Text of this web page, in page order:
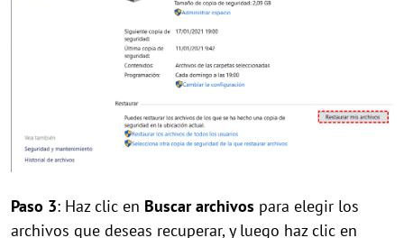
Paso 3: Haz clic en Buscar archivos para elegir los
archivos que deseas recuperar, y luego haz clic en